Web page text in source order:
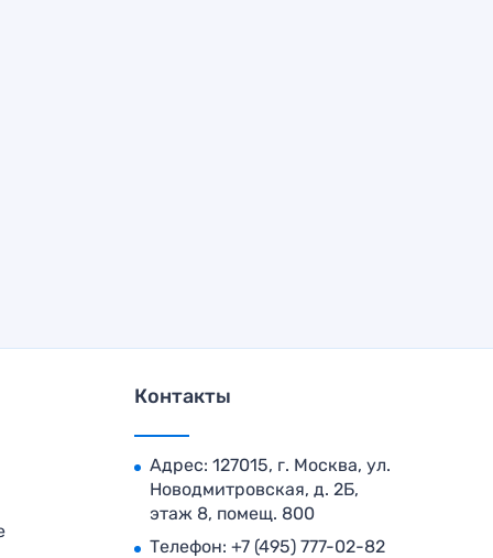
Контакты
Адрес: 127015, г. Москва, ул.
Новодмитровская, д. 2Б,
этаж 8, помещ. 800
Телефон: +7 (495) 777-02-82